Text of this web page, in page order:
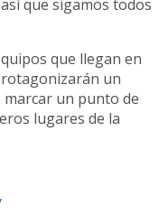
que sigamos todos
que llegan en
un
un punto de
lugares de la